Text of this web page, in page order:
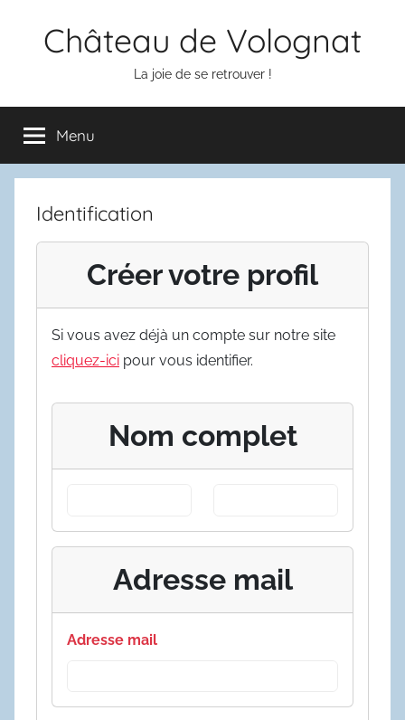
Château de Volognat
La joie de se retrouver !
Menu
Identification
Créer votre profil
Si vous avez déjà un compte sur notre site
cliquez-ici pour vous identifier.
Nom complet
Adresse mail
Adresse mail